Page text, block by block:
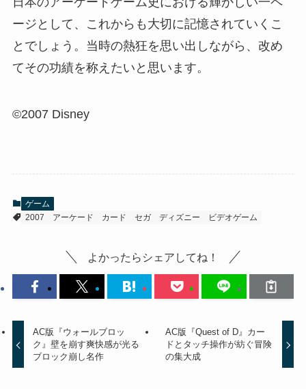
ージとして、これからも大切に記憶されていくこ
とでしょう。当時の熱狂を思い出しながら、改め
てその功績を称えたいと思います。
©2007 Disney
ゲーム
2007
アーケード カード セガ ディズニー ビデオゲーム
よかったらシェアしてね！
AC版『ウォールブロッ
ク』壁を崩す爽快感が光る
ブロック崩し名作
AC版『Quest of D』カー
ドとタッチ操作が紡ぐ冒険
の集大成